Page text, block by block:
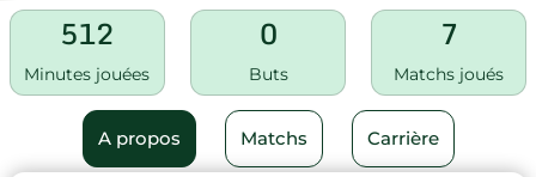
512
Minutes jouées
0
Buts
7
Matchs joués
A propos Matchs Carrière